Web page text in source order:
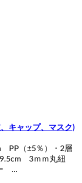
キャップ、マスク)
PP（±5％）・2層
3ｍｍ丸紐
...